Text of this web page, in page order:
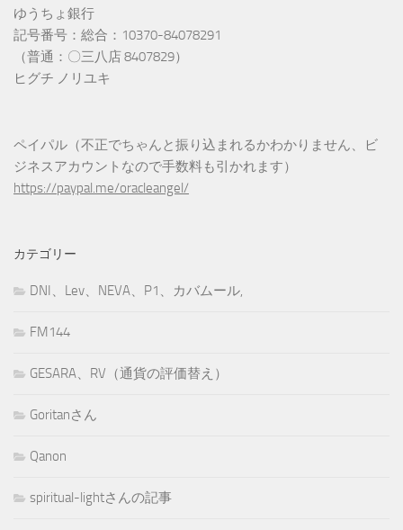
ゆうちょ銀行
記号番号：総合：10370-84078291
（普通：〇三八店 8407829）
ヒグチ ノリユキ
ペイパル（不正でちゃんと振り込まれるかわかりません、ビ
ジネスアカウントなので手数料も引かれます）
https://paypal.me/oracleangel/
カテゴリー
DNI、Lev、NEVA、P1、カバムール,
FM144
GESARA、RV（通貨の評価替え）
Goritanさん
Qanon
spiritual-lightさんの記事